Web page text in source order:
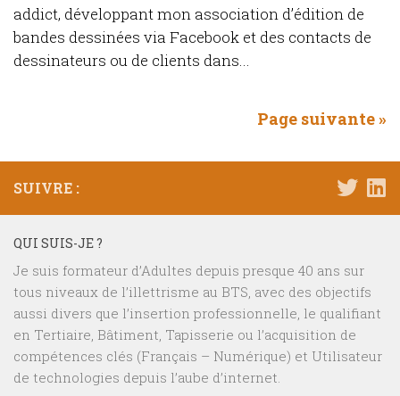
addict, développant mon association d’édition de
bandes dessinées via Facebook et des contacts de
dessinateurs ou de clients dans...
Page suivante »
SUIVRE :
QUI SUIS-JE ?
Je suis formateur d’Adultes depuis presque 40 ans sur
tous niveaux de l’illettrisme au BTS, avec des objectifs
aussi divers que l’insertion professionnelle, le qualifiant
en Tertiaire, Bâtiment, Tapisserie ou l’acquisition de
compétences clés (Français – Numérique) et Utilisateur
de technologies depuis l’aube d’internet.